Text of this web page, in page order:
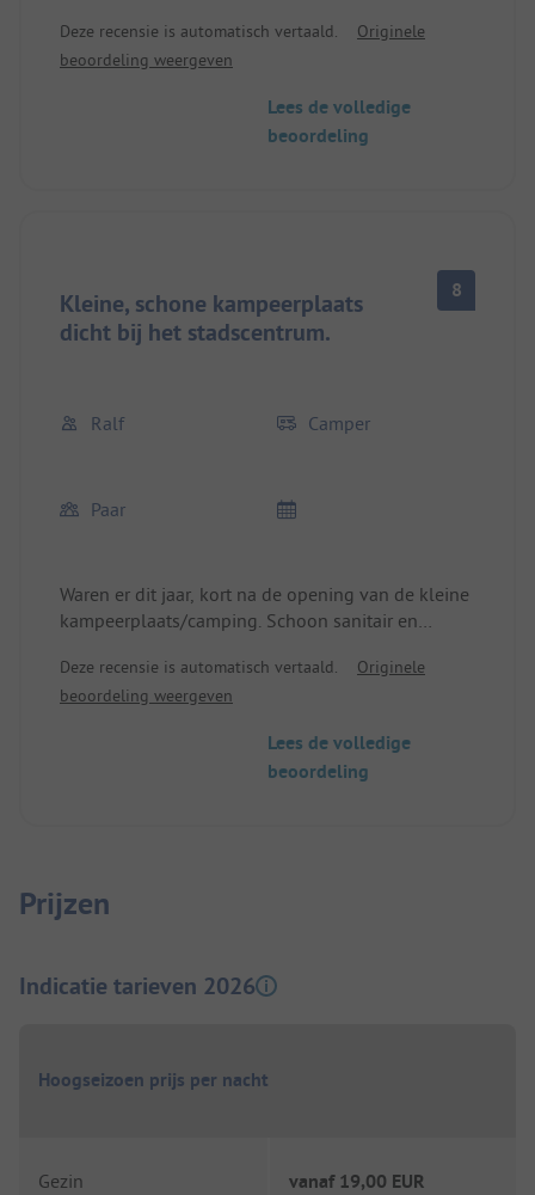
gekregen. Echt heel vriendelijk!!!
Deze recensie is automatisch vertaald.
Originele
beoordeling weergeven
Lees de volledige
beoordeling
Kleine, schone kampeerplaats
dicht bij het stadscentrum.
8
Ralf Camper
Paar
Waren er dit jaar, kort na de opening van de kleine
kampeerplaats/camping. Schoon sanitair en
kasteel gereden en weer opgehaald in Berat. Prijs
voor Albanië (2P+Womo) 13,0€ goed. De eigenaar
maaltijd op tafel voor 10€ per persoon. De
camping is zeer gunstig gelegen voor het
Deze recensie is automatisch vertaald.
Originele
beoordeling weergeven
Lees de volledige
beoordeling
Prijzen
Indicatie tarieven 2026
Hoogseizoen prijs per nacht
Gezin vanaf 19,00 EUR